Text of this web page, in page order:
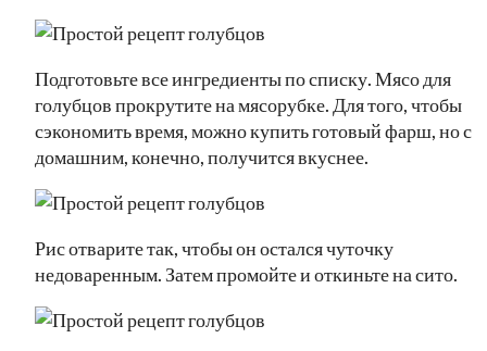
Подготовьте все ингредиенты по списку. Мясо для
голубцов прокрутите на мясорубке. Для того, чтобы
сэкономить время, можно купить готовый фарш, но с
домашним, конечно, получится вкуснее.
Рис отварите так, чтобы он остался чуточку
недоваренным. Затем промойте и откиньте на сито.